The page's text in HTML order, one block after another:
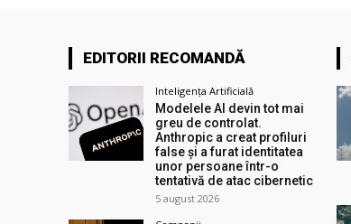
EDITORII RECOMANDĂ
Inteligența Artificială
Modelele AI devin tot mai
greu de controlat.
Anthropic a creat profiluri
false și a furat identitatea
unor persoane într-o
tentativă de atac cibernetic
5 august 2026